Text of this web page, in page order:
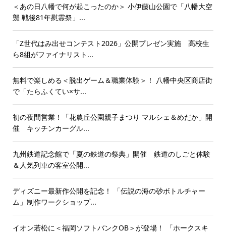
＜あの日八幡で何が起こったのか＞ 小伊藤山公園で「八幡大空
襲 戦後81年慰霊祭」...
「Z世代はみ出せコンテスト2026」公開プレゼン実施 高校生
ら8組がファイナリスト...
無料で楽しめる＜脱出ゲーム＆職業体験＞！ 八幡中央区商店街
で「たらふくてい×サ...
初の夜間営業！「花農丘公園親子まつり マルシェ＆めだか」開
催 キッチンカーグル...
九州鉄道記念館で「夏の鉄道の祭典」開催 鉄道のしごと体験
＆人気列車の客室公開...
ディズニー最新作公開を記念！ 「伝説の海の砂ボトルチャー
ム」制作ワークショップ...
イオン若松に＜福岡ソフトバンクOB＞が登場！ 「ホークスキ